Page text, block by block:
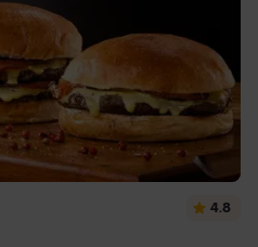
4.8